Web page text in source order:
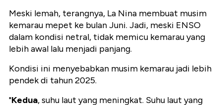
Meski lemah, terangnya, La Nina membuat musim
kemarau mepet ke bulan Juni. Jadi, meski ENSO
dalam kondisi netral, tidak memicu kemarau yang
lebih awal lalu menjadi panjang.
Kondisi ini menyebabkan musim kemarau jadi lebih
pendek di tahun 2025.
"Kedua, suhu laut yang meningkat. Suhu laut yang